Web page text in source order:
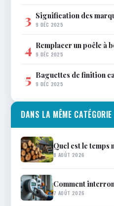
3 Signification des
9 DÉC 2025
4 Remplacer un poêle à
9 DÉC 2025
5 Baguettes de finition
9 DÉC 2025
DANS LA MÊME CATÉGORIE
Quel est le
8 AOÛT 2026
Comment
7 AOÛT 2026